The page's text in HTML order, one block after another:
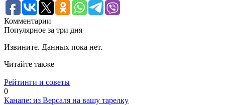
Комментарии
Популярное за три дня
Извините. Данных пока нет.
Читайте также
Рейтинги и советы
0
Канапе: из Версаля на вашу тарелку